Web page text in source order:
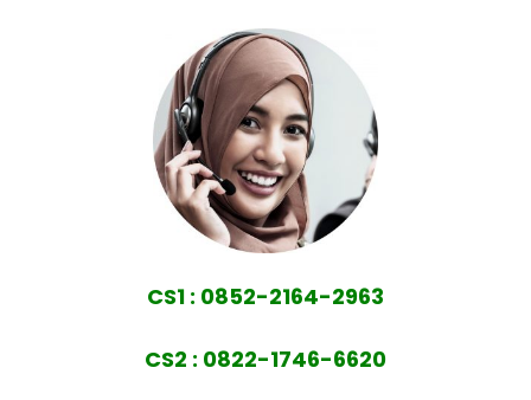
CS1 : 0852-2164-2963
CS2 : 0822-1746-6620